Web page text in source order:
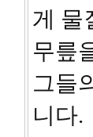
게 물
무릎
그들
니다.